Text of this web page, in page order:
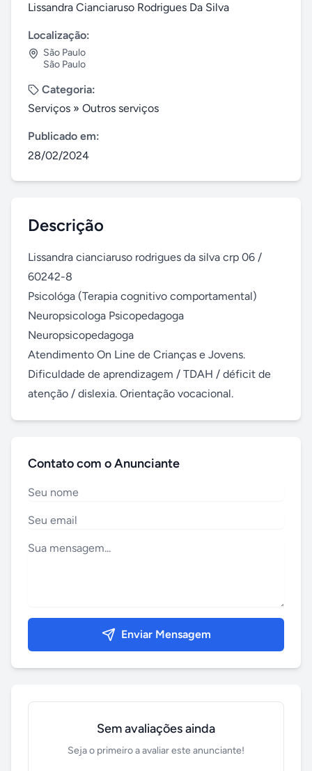
Lissandra Cianciaruso Rodrigues Da Silva
Localização:
São Paulo
São Paulo
Categoria:
Serviços » Outros serviços
Publicado em:
28/02/2024
Descrição
Lissandra cianciaruso rodrigues da silva crp 06 /
60242-8
Psicológa (Terapia cognitivo comportamental)
Neuropsicologa Psicopedagoga
Neuropsicopedagoga
Atendimento On Line de Crianças e Jovens.
Dificuldade de aprendizagem / TDAH / déficit de
atenção / dislexia. Orientação vocacional.
Contato com o Anunciante
Enviar Mensagem
Sem avaliações ainda
Seja o primeiro a avaliar este anunciante!